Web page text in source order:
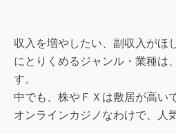
収入を増やしたい、副収入がほ
にとりくめるジャンル・業種は
す。
中でも、株やＦＸは敷居が高い
オンラインカジノなわけで、人